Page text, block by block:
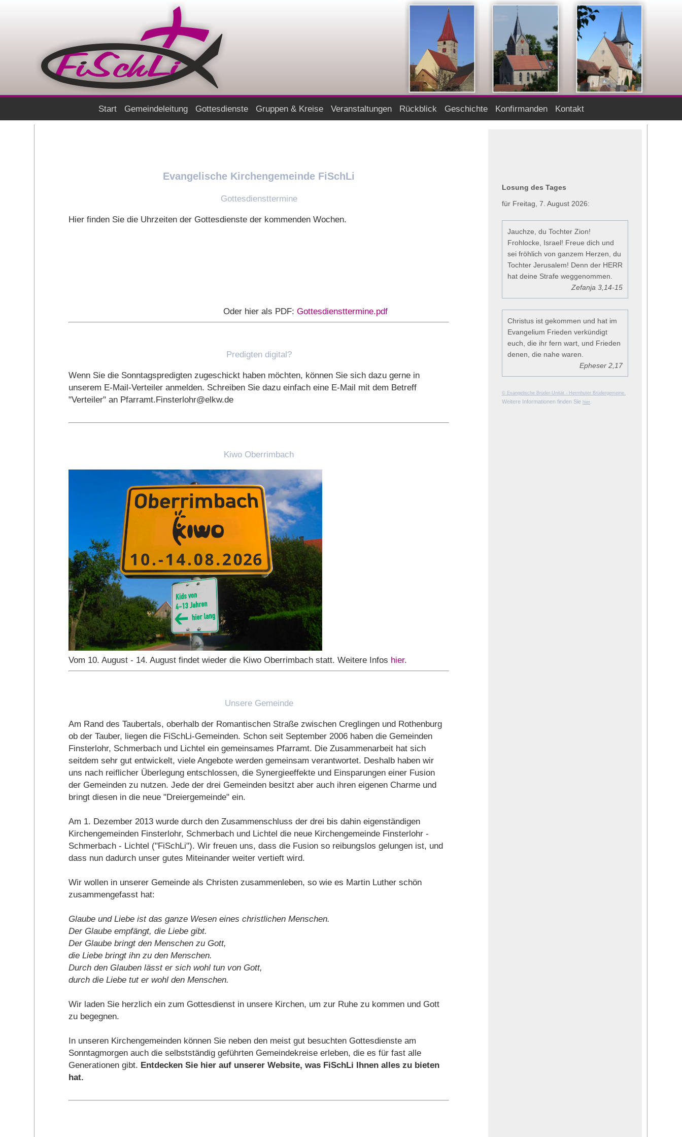
Start Gemeindeleitung Gottesdienste Gruppen & Kreise Veranstaltungen Rückblick Geschichte Konfirmanden Kontakt
Evangelische Kirchengemeinde FiSchLi
Gottesdiensttermine
Hier finden Sie die Uhrzeiten der Gottesdienste der kommenden Wochen.
Oder hier als PDF:Gottesdiensttermine.pdf
Predigten digital?
Wenn Sie die Sonntagspredigten zugeschickt haben möchten, können Sie sich dazu gerne in
unserem E-Mail-Verteiler anmelden. Schreiben Sie dazu einfach eine E-Mail mit dem Betreff
"Verteiler" an Pfarramt.Finsterlohr@elkw.de
Kiwo Oberrimbach
Vom 10. August - 14. August findet wieder die Kiwo Oberrimbach statt. Weitere Infos hier.
Unsere Gemeinde
Am Rand des Taubertals, oberhalb der Romantischen Straße zwischen Creglingen und Rothenburg
ob der Tauber, liegen die FiSchLi-Gemeinden. Schon seit September 2006 haben die Gemeinden
Finsterlohr, Schmerbach und Lichtel ein gemeinsames Pfarramt. Die Zusammenarbeit hat sich
seitdem sehr gut entwickelt, viele Angebote werden gemeinsam verantwortet. Deshalb haben wir
uns nach reiflicher Überlegung entschlossen, die Synergieeffekte und Einsparungen einer Fusion
der Gemeinden zu nutzen. Jede der drei Gemeinden besitzt aber auch ihren eigenen Charme und
bringt diesen in die neue "Dreiergemeinde" ein.
Am 1. Dezember 2013 wurde durch den Zusammenschluss der drei bis dahin eigenständigen
Kirchengemeinden Finsterlohr, Schmerbach und Lichtel die neue Kirchengemeinde Finsterlohr -
Schmerbach - Lichtel ("FiSchLi"). Wir freuen uns, dass die Fusion so reibungslos gelungen ist, und
dass nun dadurch unser gutes Miteinander weiter vertieft wird.
Wir wollen in unserer Gemeinde als Christen zusammenleben, so wie es Martin Luther schön
zusammengefasst hat:
Glaube und Liebe ist das ganze Wesen eines christlichen Menschen.
Der Glaube empfängt, die Liebe gibt.
Der Glaube bringt den Menschen zu Gott,
die Liebe bringt ihn zu den Menschen.
Durch den Glauben lässt er sich wohl tun von Gott,
durch die Liebe tut er wohl den Menschen.
Wir laden Sie herzlich ein zum Gottesdienst in unsere Kirchen, um zur Ruhe zu kommen und Gott
zu begegnen.
In unseren Kirchengemeinden können Sie neben den meist gut besuchten Gottesdienste am
Sonntagmorgen auch die selbstständig geführten Gemeindekreise erleben, die es für fast alle
Generationen gibt. Entdecken Sie hier auf unserer Website, was FiSchLi Ihnen alles zu bieten
hat.
Losung des Tages
für Freitag, 7. August 2026:
Jauchze, du Tochter Zion!
Frohlocke, Israel! Freue dich und
sei fröhlich von ganzem Herzen, du
Tochter Jerusalem! Denn der HERR
hat deine Strafe weggenommen.
Zefanja 3,14-15
Christus ist gekommen und hat im
Evangelium Frieden verkündigt
euch, die ihr fern wart, und Frieden
denen, die nahe waren.
Epheser 2,17
© Evangelische Brüder-Unität - Herrnhuter Brüdergemeine.
Weitere Informationen finden Sie hier.